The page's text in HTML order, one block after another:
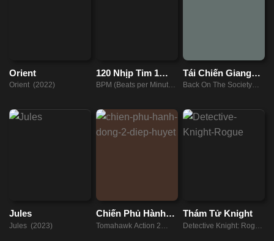
Orient
Orient (2022)
120 Nhịp Tim 1
Phút
BPM (Beats per Minute)
Tái Chiến Giang
Hồ
Back On The Society
Jules
Jules (2023)
Chiến Phủ Hành
Động 2: Điệp
Tomahawk Action 2
Thám Tử Knight
Detective Knight: Rogue